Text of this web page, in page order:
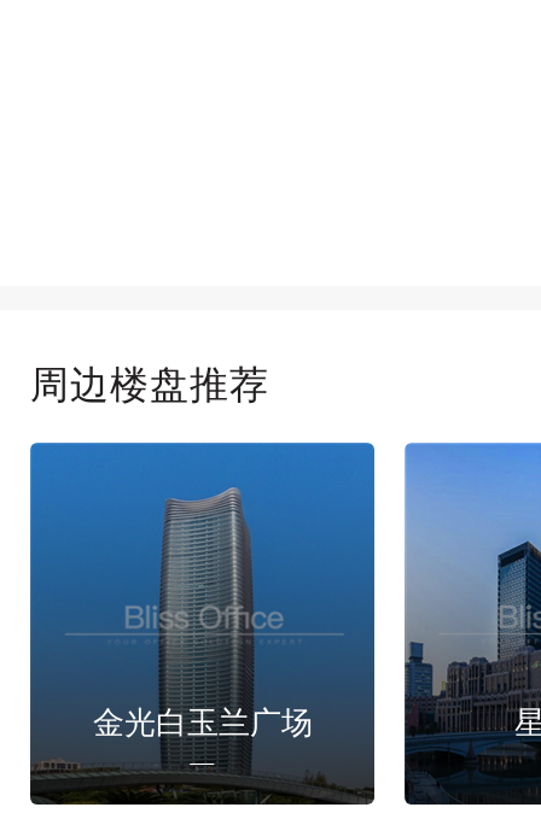
周边楼盘推荐
金光白玉兰广场